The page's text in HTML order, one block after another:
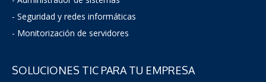
- Seguridad y redes informáticas
- Monitorización de servidores
SOLUCIONES TIC PARA TU EMPRESA